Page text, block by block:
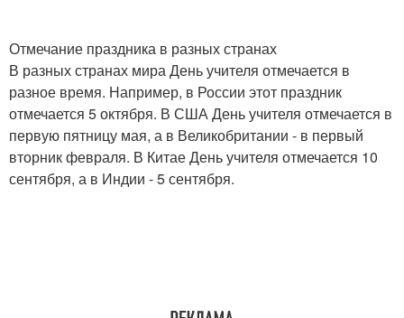
Отмечание праздника в разных странах
В разных странах мира День учителя отмечается в
разное время. Например, в России этот праздник
отмечается 5 октября. В США День учителя отмечается в
первую пятницу мая, а в Великобритании - в первый
вторник февраля. В Китае День учителя отмечается 10
сентября, а в Индии - 5 сентября.